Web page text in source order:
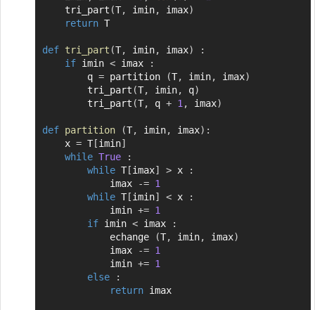
    tri_part
(T, imin, imax)
return T
def tri_part (T, imin, imax)
:
if imin < imax
:
        q
= partition (T, imin, imax)
        tri_part
(T, imin, q)
        tri_part
(T, q + 1 , imax)
def partition (T, imin, imax) :
    x
= T[imin]
while True
:
while T[imax] > x
:
            imax
-= 1
while T[imin] < x
:
            imin
+= 1
if imin < imax
:
            echange
(T, imin, imax)
            imax
-= 1
            imin
+= 1
else
:
return imax